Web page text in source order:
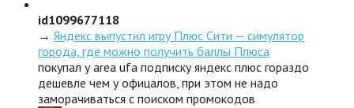
id1099677118
→ Яндекс выпустил игру Плюс Сити — симулятор
города, где можно получить баллы Плюса
покупал у area ufa подписку яндекс плюс гораздо
дешевле чем у офицалов, при этом не надо
заморачиваться с поиском промокодов